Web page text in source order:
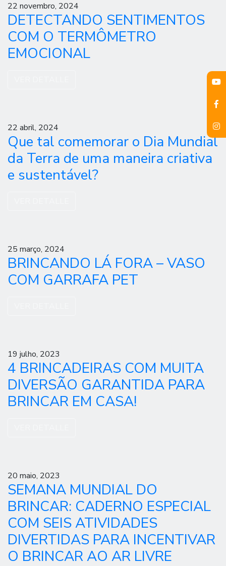
22 novembro, 2024
DETECTANDO SENTIMENTOS
COM O TERMÔMETRO
EMOCIONAL
22 abril, 2024
Que tal comemorar o Dia Mundial
da Terra de uma maneira criativa
e sustentável?
25 março, 2024
BRINCANDO LÁ FORA – VASO
COM GARRAFA PET
19 julho, 2023
4 BRINCADEIRAS COM MUITA
DIVERSÃO GARANTIDA PARA
BRINCAR EM CASA!
20 maio, 2023
SEMANA MUNDIAL DO
BRINCAR: CADERNO ESPECIAL
COM SEIS ATIVIDADES
DIVERTIDAS PARA INCENTIVAR
O BRINCAR AO AR LIVRE